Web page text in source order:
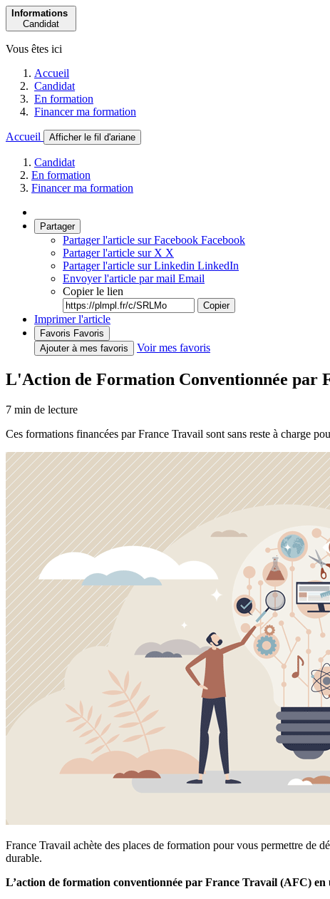
Informations
Candidat
Vous êtes ici
Accueil
Candidat
En formation
Financer ma formation
Accueil Afficher le fil d'ariane
Candidat
En formation
Financer ma formation
Partager
Partager l'article sur Facebook Facebook
Partager l'article sur X X
Partager l'article sur Linkedin LinkedIn
Envoyer l'article par mail Email
Copier le lien
Copier
Imprimer l'article
Favoris Favoris
Ajouter à mes favoris
Voir mes favoris
L'Action de Formation Conventionnée par
7 min de lecture
Ces formations financées par France Travail sont sans reste à charge
France Travail achète des places de formation pour vous permettre de
durable.
L’action de formation conventionnée par France Travail (AFC) en